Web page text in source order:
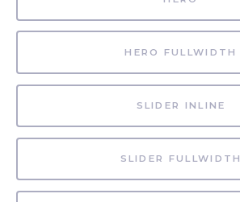
HERO FULLWIDTH
SLIDER INLINE
SLIDER FULLWIDTH